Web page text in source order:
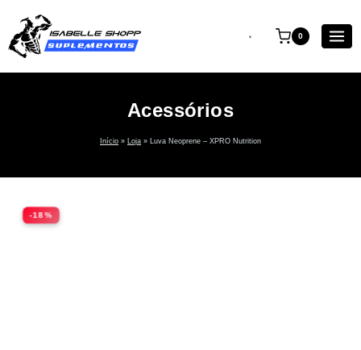
0
Acessórios
Início » Loja » Luva Neoprene – XPRO Nutrition
-18%